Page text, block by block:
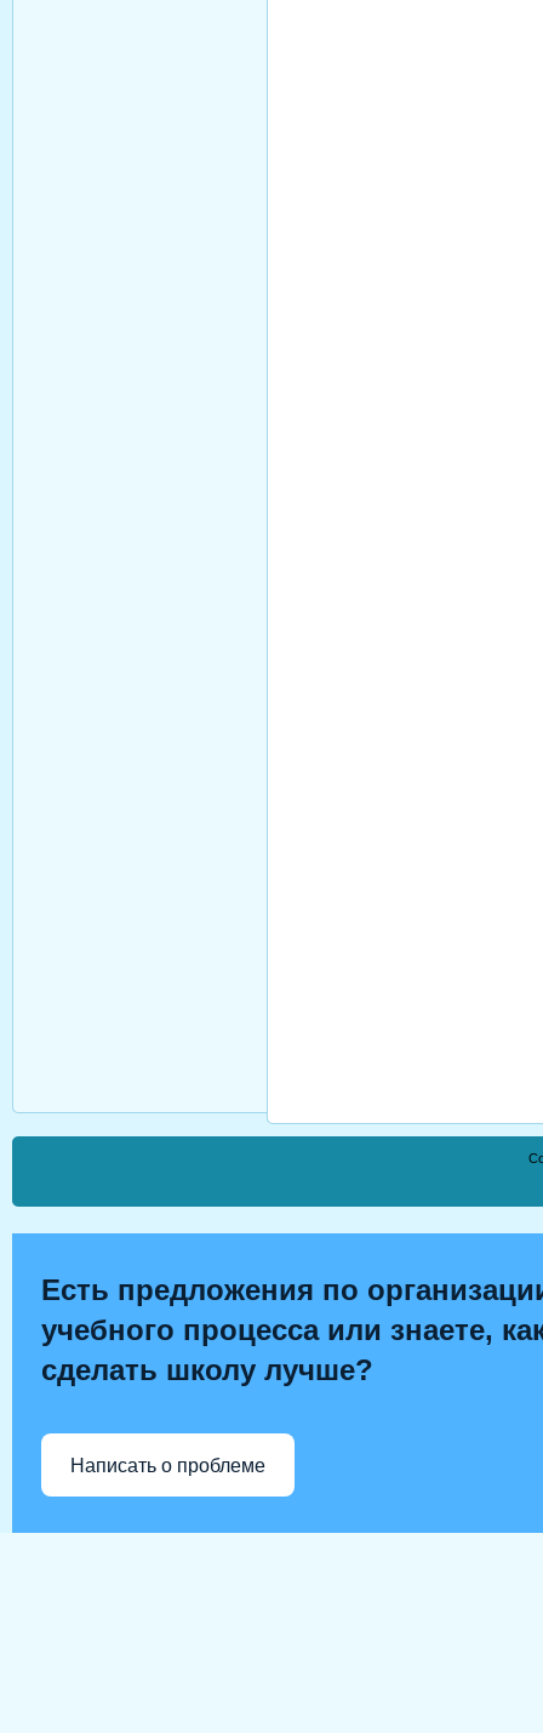
Есть предложения по
учебного процесса или знаете,
сделать школу лучше?
Написать о проблеме